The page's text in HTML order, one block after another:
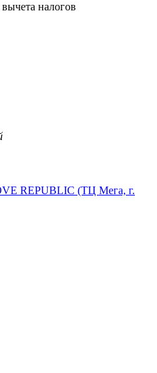
вычета налогов
REPUBLIC (ТЦ Мега, г.